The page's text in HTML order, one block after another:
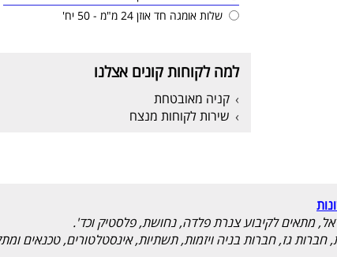
שלות אומגה חד אוזן 24 מ"מ - 50 יח'
למה לקוחות קונים אצלנו
קניה מאובטחת
שירות לקוחות מנצח
חברות גז, חברות בניה ויזמות, תשתיות, אינסטלטורים, טכנאים